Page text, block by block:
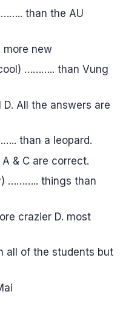
than the AU
more new
……….. than Vung
D. All the answers are
than a leopard.
& C are correct.
……….. things than
crazier D. most
all of the students but